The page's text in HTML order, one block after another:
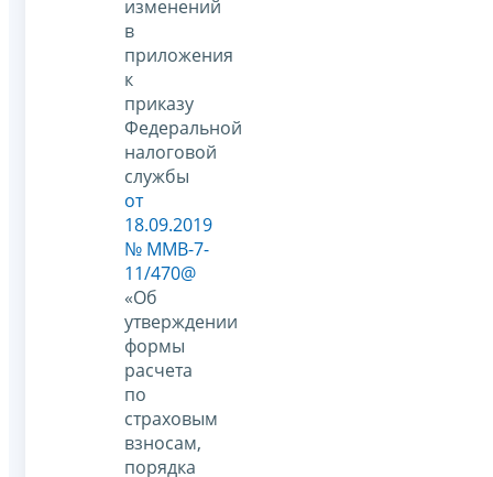
изменений
в
приложения
к
приказу
Федеральной
налоговой
службы
от
18.09.2019
№ ММВ-7-
11/470@
«Об
утверждении
формы
расчета
по
страховым
взносам,
порядка